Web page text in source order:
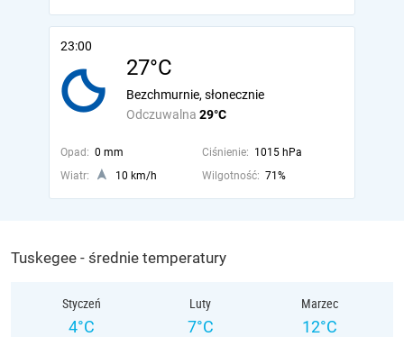
23:00
27°C
Odczuwalna 29°C
Bezchmurnie, słonecznie
Opad: 0 mm Ciśnienie: 1015 hPa
Wiatr:
10 km/h Wilgotność: 71%
Tuskegee - średnie temperatury
Styczeń
4°C
Luty
7°C
Marzec
12°C